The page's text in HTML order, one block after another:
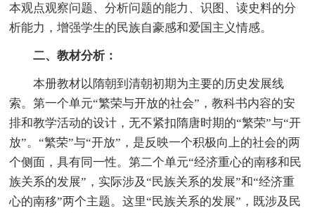
本观点观察问题、分析问题的能力、识图、读史料的分
析能力，增强学生的民族自豪感和爱国主义情感。
二、教材分析：
本册教材以隋朝到清朝初期为主要的历史发展线
索。第一个单元“繁荣与开放的社会”，教科书内容的安
排和教学活动的设计，无不紧扣隋唐时期的“繁荣”与“开
放”。“繁荣”与“开放”，是反映一个积极向上的社会的两
个侧面，具有同一性。第二个单元“经济重心的南移和民
族关系的发展”，实际涉及“民族关系的发展”和“经济重
心的南移”两个主题。这里“民族关系的发展”，既涉及民